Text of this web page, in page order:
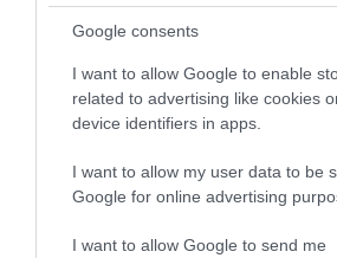
Google consents
I want to allow Google to enable
related to advertising like cookies
device identifiers in apps.
I want to allow my user data to be
Google for online advertising
I want to allow Google to send me